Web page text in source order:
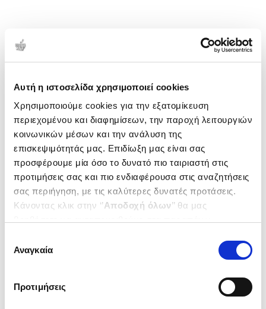
Αυτή η ιστοσελίδα χρησιμοποιεί cookies
Χρησιμοποιούμε cookies για την εξατομίκευση
περιεχομένου και διαφημίσεων, την παροχή λειτουργιών
κοινωνικών μέσων και την ανάλυση της
επισκεψιμότητάς μας. Επιδίωξη μας είναι σας
προσφέρουμε μία όσο το δυνατό πιο ταιριαστή στις
προτιμήσεις σας και πιο ενδιαφέρουσα στις αναζητήσεις
σας περιήγηση, με τις καλύτερες δυνατές προτάσεις.
Κάνοντας κλικ στην ‘’Αποδοχή όλων’’ θα μας
ενδιαφέρουν και να επιλέξετε από τα παρακάτω με την
΄΄και να ενημερωθείτε σχετικά με
συγκατάθεσης
Αναγκαία
Προτιμήσεις